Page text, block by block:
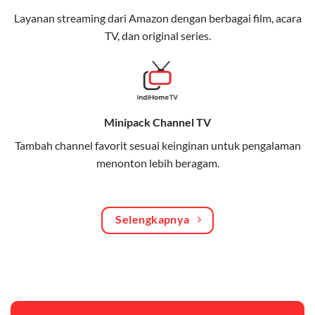
streaming, gaming, dan bekerja dari rumah.
Memudahkan Anda dalam mengelola jaringan dan
meningkatkan keamanan.
Kuota Keluarga
Bagikan kuota internet hingga 30 GB dengan anggota
keluarga atau teman secara praktis.
Tagihan internet rumah dan kuota keluarga digabung
dalam satu pembayaran.
Layanan streaming dari Amazon dengan berbagai film, acara
TV, dan original series.
Minipack Channel TV
Tambah channel favorit sesuai keinginan untuk pengalaman
menonton lebih beragam.
Selengkapnya